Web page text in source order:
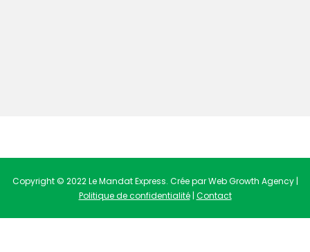
Copyright © 2022 Le Mandat Express. Crée par Web Growth Agency |
Politique de confidentialité| Contact